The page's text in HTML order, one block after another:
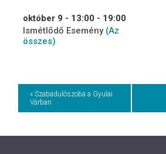
október 9 - 13:00 - 19:00
Ismétlődő Esemény (Az
összes)
Event
Navigation
« Szabadulószoba a Gyulai
Várban